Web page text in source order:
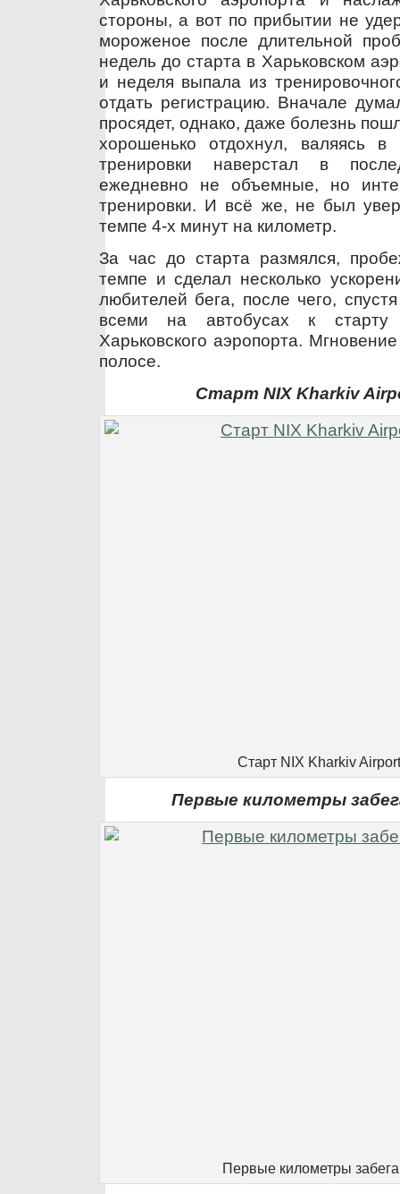
стороны, а вот по прибытии не
мороженое после длительной
недель до старта в Харьковском
и неделя выпала из
отдать регистрацию. Вначале
просядет, однако, даже болезнь
хорошенько отдохнул, валяясь
тренировки наверстал в
ежедневно не объемные, но
тренировки. И всё же, не был
темпе 4-х минут на километр.
За час до старта размялся,
темпе и сделал несколько
любителей бега, после чего,
всеми на автобусах к
Харьковского аэропорта.
полосе.
Старт NIX Kharkiv
Старт NIX Kharkiv
Первые километры
Первые километры